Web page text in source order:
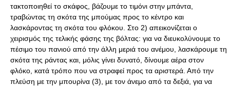
τακτοποιηθεί το σκάφος, βάζουμε το τιμόνι στην μπάντα,
τραβώντας τη σκότα της μπούμας προς το κέντρο και
λασκάροντας τη σκότα του φλόκου. Στο 2) απεικονίζεται ο
χειρισμός της τελικής φάσης της βόλτας: για να διευκολύνουμε το
πέσιμο του πανιού από την άλλη μεριά του ανέμου, λασκάρουμε τη
σκότα της ράντας και, μόλις γίνει δυνατό, δίνουμε αέρα στον
φλόκο, κατά τρόπο που να στραφεί προς τα αριστερά. Από την
πλεύση με την μπουρίνα (3), με τον άνεμο από τα δεξιά, για να